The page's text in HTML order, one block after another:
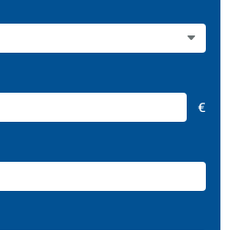
€